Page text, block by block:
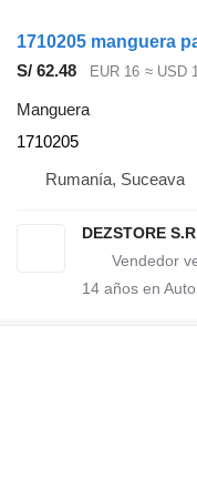
1710205 manguera
S/ 62.48
EUR 16 ≈ USD
Manguera
1710205
Rumanía, Suceava
DEZSTORE
14 años en